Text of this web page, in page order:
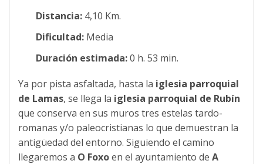
Distancia: 4,10 Km.
Dificultad: Media
Duración estimada:0 h. 53 min.
Ya por pista asfaltada, hasta la iglesia parroquial
de Lamas, se llega la iglesia parroquial de Rubín
que conserva en sus muros tres estelas tardo-
romanas y/o paleocristianas lo que demuestran la
antigüedad del entorno. Siguiendo el camino
llegaremos a O Foxoen el ayuntamiento de A